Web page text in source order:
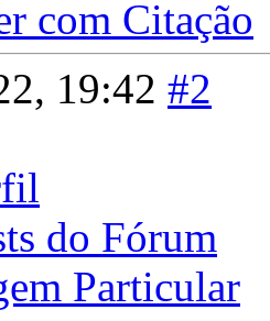
com Citação
19:42 #2
do Fórum
Particular